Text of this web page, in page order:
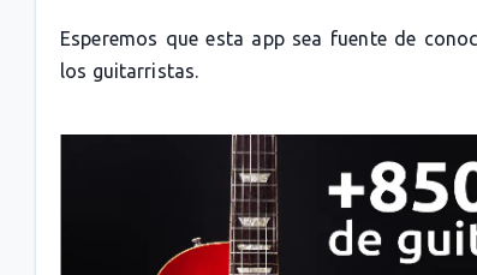
Esperemos que esta app sea fuente de
los guitarristas.